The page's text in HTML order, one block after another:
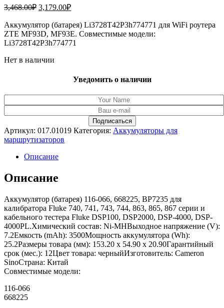
3,468.00₽ Первоначальная
составляла
3,468.00₽.
3,179.00₽Текущая
3,179.00₽.
Аккумулятор (батарея) Li3728T42P3h774771 для WiFi роутера
ZTE MF93D, MF93E. Совместимые модели:
Li3728T42P3h774771
Нет в наличии
Уведомить о наличии
Артикул: 017.01019 Категория: Аккумуляторы для
маршрутизаторов
Описание
Описание
Аккумулятор (батарея) 116-066, 668225, BP7235 для
калибратора Fluke 740, 741, 743, 744, 863, 865, 867 серии и
кабельного тестера Fluke DSP100, DSP2000, DSP-4000, DSP-
4000PL.Химический состав: Ni-MHВыходное напряжение (V):
7.2Емкость (mAh): 3500Мощность аккумулятора (Wh):
25.2Размеры товара (мм): 153.20 x 54.90 x 20.90Гарантийный
срок (мес.): 12Цвет товара: черныйИзготовитель: Cameron
SinoСтрана: Китай
Совместимые модели:
116-066
668225